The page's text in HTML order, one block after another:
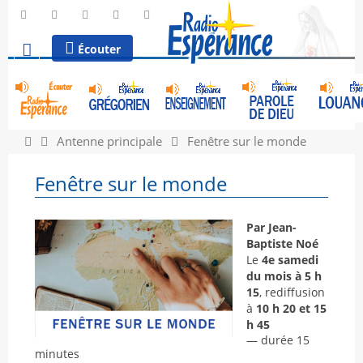
Écouter
Antenne principale Fenêtre sur le monde
Fenêtre sur le monde
Par Jean-
Baptiste Noé
Le 4e samedi
du mois à 5 h
15, rediffusion
à 10 h 20 et 15
h 45
— durée 15
minutes